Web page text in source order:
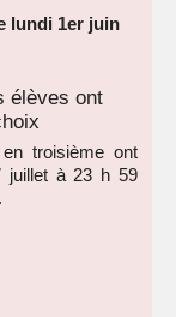
lundi 1er juin
élèves ont
troisième ont
juillet à 23 h 59